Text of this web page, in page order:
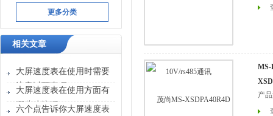
更多分类
相关文章
大屏速度表在使用时需要
注意以下事项
大屏速度表在使用方面有
哪些建议呢？
六个点告诉你大屏速度表
MS-
产